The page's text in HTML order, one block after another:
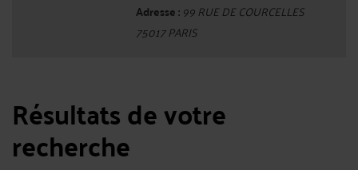
Adresse : 99 RUE DE COURCELLES
75017 PARIS
Résultats de votre
recherche